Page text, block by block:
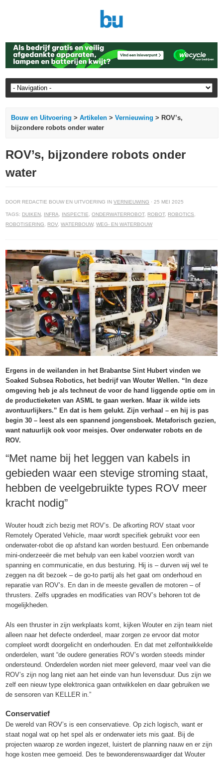
Bouw en Uitvoering >Artikelen >Vernieuwing > ROV’s,
bijzondere robots onder water
ROV’s, bijzondere robots onder
water
DOOR REDACTIE BOUW EN UITVOERING INVERNIEUWING · 25 MEI 2025
TAGS: DUIKEN, INFRA, INSPECTIE,ONDERWATERROBOT, ROBOT, ROBOTICS,
ROBOTISERING, ROV,WATERBOUW,WEG- EN WATERBOUW
Ergens in de weilanden in het Brabantse Sint Hubert vinden we
Soaked Subsea Robotics, het bedrijf van Wouter Wellen. “In deze
omgeving heb je als techneut de voor de hand liggende optie om in
de productieketen van ASML te gaan werken. Maar ik wilde iets
avontuurlijkers.” En dat is hem gelukt. Zijn verhaal – en hij is pas
begin 30 – leest als een spannend jongensboek. Metaforisch gezien,
want natuurlijk ook voor meisjes. Over onderwater robots en de
ROV.
“Met name bij het leggen van kabels in
gebieden waar een stevige stroming staat,
hebben de veelgebruikte types ROV meer
kracht nodig”
Wouter houdt zich bezig met ROV’s. De afkorting ROV staat voor
Remotely Operated Vehicle, maar wordt specifiek gebruikt voor een
onderwater-robot die op afstand kan worden bestuurd. Een onbemande
mini-onderzeeër die met behulp van een kabel voorzien wordt van
spanning en communicatie, en dus besturing. Hij is – durven wij wel te
zeggen na dit bezoek – de go-to partij als het gaat om onderhoud en
reparatie van ROV’s. En dan in de meeste gevallen de motoren – of
thrusters. Zelfs upgrades en modificaties van ROV’s behoren tot de
mogelijkheden.
Als een thruster in zijn werkplaats komt, kijken Wouter en zijn team niet
alleen naar het defecte onderdeel, maar zorgen ze ervoor dat motor
compleet wordt doorgelicht en onderhouden. En dat met zelfontwikkelde
onderdelen, want “de oudere generaties ROV’s worden steeds minder
ondersteund. Onderdelen worden niet meer geleverd, maar veel van die
ROV’s zijn nog lang niet aan het einde van hun levensduur. Dus zijn we
zelf een nieuw type elektronica gaan ontwikkelen en daar gebruiken we
de sensoren van KELLER in.”
Conservatief
De wereld van ROV’s is een conservatieve. Op zich logisch, want er
staat nogal wat op het spel als er onderwater iets mis gaat. Bij de
projecten waarop ze worden ingezet, luistert de planning nauw en er zijn
hoge kosten mee gemoeid. Des te bewonderenswaardiger dat Wouter